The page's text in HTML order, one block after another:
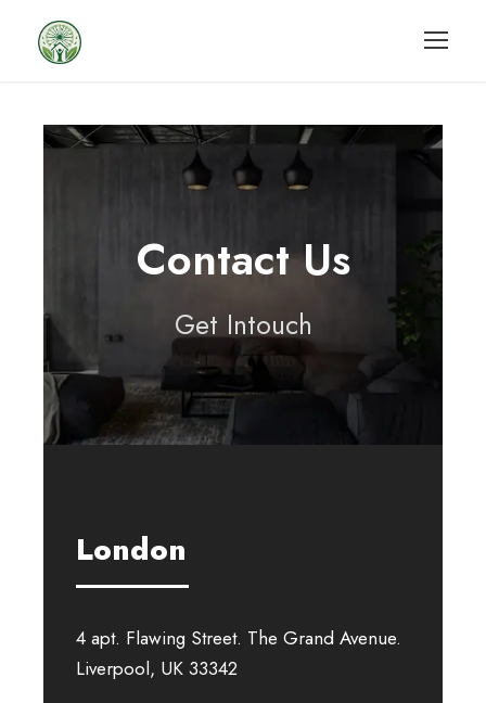
Contact Us
Get Intouch
London
4 apt. Flawing Street. The Grand Avenue.
Liverpool, UK 33342